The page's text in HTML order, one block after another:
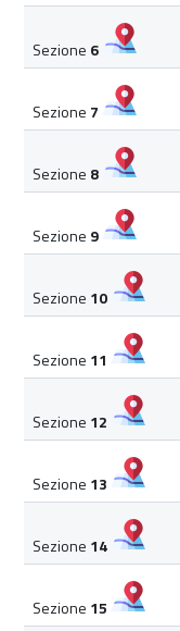
Sezione 6
Sezione 7
Sezione 8
Sezione 9
Sezione 10
Sezione 11
Sezione 12
Sezione 13
Sezione 14
Sezione 15